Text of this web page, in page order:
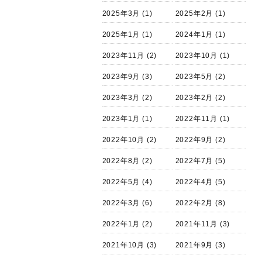
2025年3月 (1) 2025年2月 (1)
2025年1月 (1) 2024年1月 (1)
2023年11月 (2) 2023年10月 (1)
2023年9月 (3) 2023年5月 (2)
2023年3月 (2) 2023年2月 (2)
2023年1月 (1) 2022年11月 (1)
2022年10月 (2) 2022年9月 (2)
2022年8月 (2) 2022年7月 (5)
2022年5月 (4) 2022年4月 (5)
2022年3月 (6) 2022年2月 (8)
2022年1月 (2) 2021年11月 (3)
2021年10月 (3) 2021年9月 (3)